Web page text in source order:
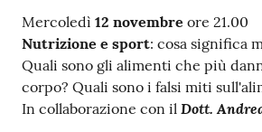
Mercoledì 12 novembre ore 21.00
Nutrizione e sport: cosa significa
Quali sono gli alimenti che più
corpo? Quali sono i falsi miti
In collaborazione con il Dott.